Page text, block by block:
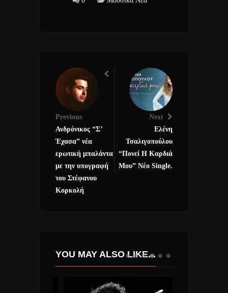
Previous
Ανδρόνικος “Σ’
Έχασα” νέα
ερωτική μπαλάντα
με την υπογραφή
του Στέφανου
Κορκολή
Next
Ελένη
Τσαλιγοπούλου
“Πονεί Η Καρδιά
Μου” Νέο Single.
YOU MAY ALSO LIKE...